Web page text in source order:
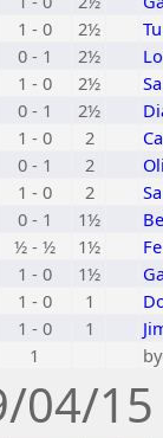
1 - 0 2½
0 - 1 2½
1 - 0 2½
0 - 1 2½
1 - 0 2
0 - 1 2
1 - 0 2
0 - 1 1½
½ - ½ 1½
1 - 0 1½
1 - 0 1
1 - 0 1
1
04/